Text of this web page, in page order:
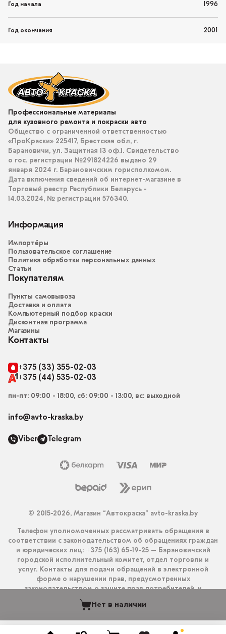
Нет в наличии
Год начала 1996
Год окончания 2001
Профессиональные материалы
для кузовного ремонта и покраски авто
Общество с ограниченной ответственностью
«ПроКраски» 225417, Брестская обл, г.
Барановичи, ул. Защитная 13 оф.1. Свидетельство
о гос. регистрации №291824226 выдано 29
января 2024 г. Барановичским горисполкомом.
Дата включения сведений об интернет-магазине в
Торговый реестр Республики Беларусь -
14.03.2024, № регистрации 576340.
Информация
Импортёры
Пользовательское соглашение
Политика обработки персональных данных
Статьи
Покупателям
Пункты самовывоза
Доставка и оплата
Компьютерный подбор краски
Дисконтная программа
Магазины
Контакты
+375 (33) 355-02-03
+375 (44) 535-02-03
пн-пт: 09:00 - 18:00, сб: 09:00 - 13:00, вс: выходной
info@avto-kraska.by
Viber Telegram
© 2015-2026, Магазин “Автокраска” avto-kraska.by
Телефон уполномоченных рассматривать обращения в
соответствии с законодательством об обращениях граждан
и юридических лиц: +375 (163) 65-19-25 – Барановичский
городской исполнительный комитет, отдел торговли и
услуг. Контакты для подачи обращений в электронной
форме о нарушении прав, предусмотренных
законодательством о защите прав потребителей, и
получения ответа на них: info@avto-kraska.by и
+375333550203 (Viber, Telegram).